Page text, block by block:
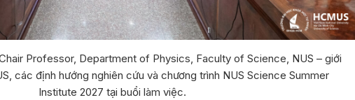
Professor, Department of Physics, Faculty of Science, NUS – giới
các định hướng nghiên cứu và chương trình NUS Science Summer
Institute 2027 tại buổi làm việc.